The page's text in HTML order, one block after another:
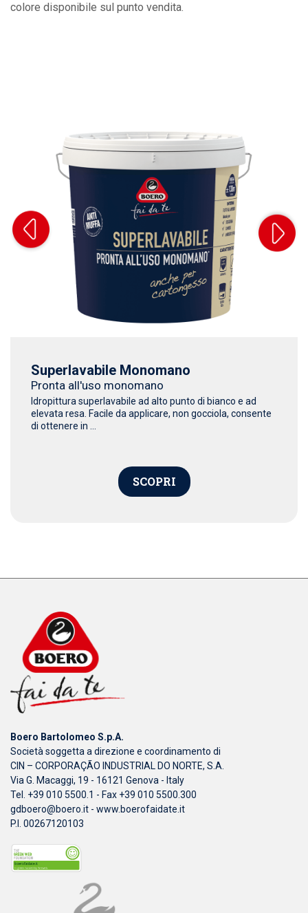
colore disponibile sul punto vendita.
Superlavabile Monomano
Pronta all'uso monomano
Idropittura superlavabile ad alto punto di bianco e ad
elevata resa. Facile da applicare, non gocciola, consente
di ottenere in ...
SCOPRI
Boero Bartolomeo S.p.A.
Società soggetta a direzione e coordinamento di
CIN – CORPORAÇÃO INDUSTRIAL DO NORTE, S.A.
Via G. Macaggi, 19 - 16121 Genova - Italy
Tel. +39 010 5500.1 - Fax +39 010 5500.300
gdboero@boero.it - www.boerofaidate.it
P.I. 00267120103